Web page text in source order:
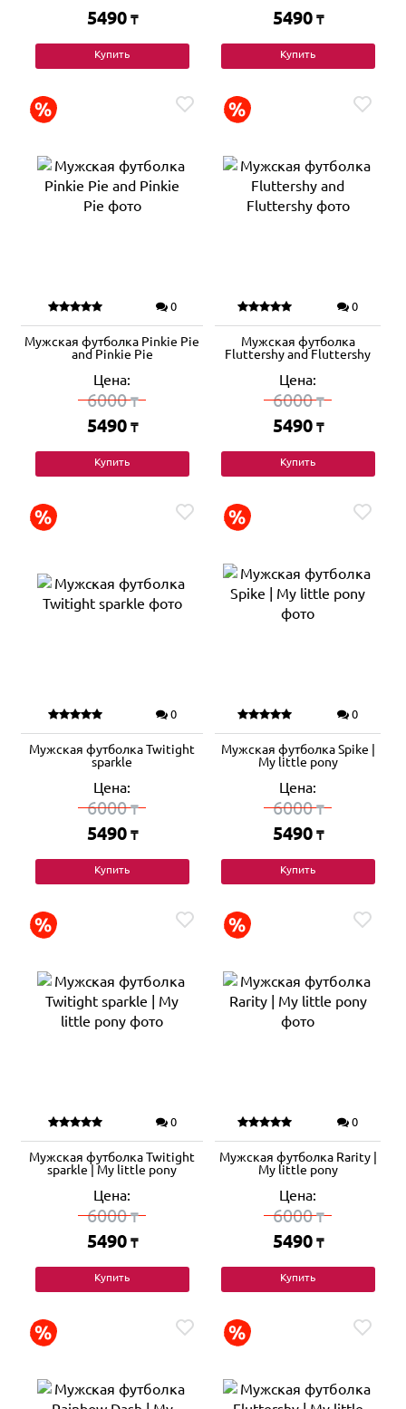
5490 ₸
Купить
5490 ₸
Купить
0
Мужская футболка Pinkie Pie
and Pinkie Pie
Цена:
6000₸
5490 ₸
Купить
0
Мужская футболка
Fluttershy and Fluttershy
Цена:
6000₸
5490 ₸
Купить
0
Мужская футболка Twitight
sparkle
Цена:
6000₸
5490 ₸
Купить
0
Мужская футболка Spike |
My little pony
Цена:
6000₸
5490 ₸
Купить
0
Мужская футболка Twitight
sparkle | My little pony
Цена:
6000₸
5490 ₸
Купить
0
Мужская футболка Rarity |
My little pony
Цена:
6000₸
5490 ₸
Купить